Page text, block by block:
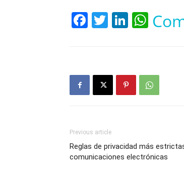
Facebook
Twitter
Previous article
Reglas de privacidad más
comunicaciones electrónicas